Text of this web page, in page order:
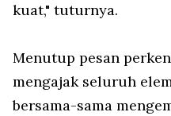
kuat," tuturnya.
Menutup pesan
mengajak seluruh
bersama-sama